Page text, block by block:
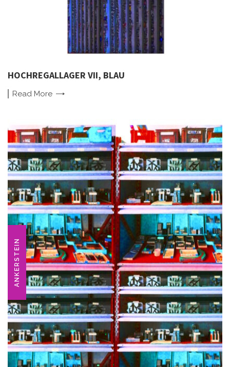
HOCHREGALLAGER VII, BLAU
Read More
ANKERSTEIN